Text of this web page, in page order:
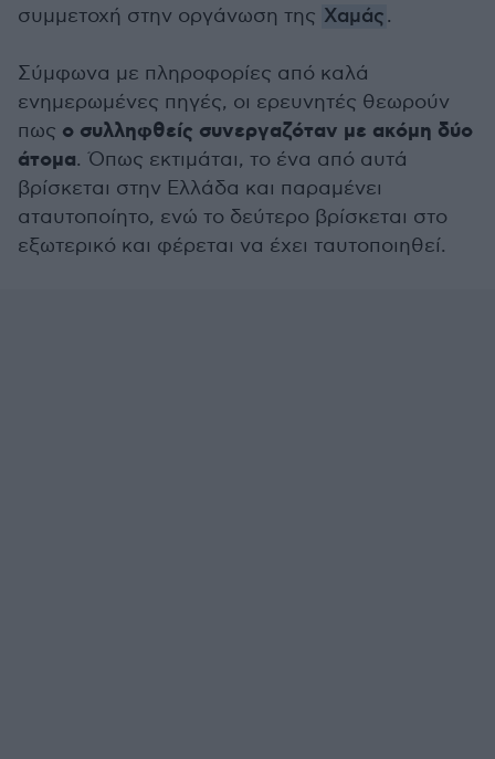
συμμετοχή στην οργάνωση της Χαμάς.
Σύμφωνα με πληροφορίες από καλά
ενημερωμένες πηγές, οι ερευνητές θεωρούν
πως ο συλληφθείς συνεργαζόταν με ακόμη δύο
άτομα. Όπως εκτιμάται, το ένα από αυτά
βρίσκεται στην Ελλάδα και παραμένει
αταυτοποίητο, ενώ το δεύτερο βρίσκεται στο
εξωτερικό και φέρεται να έχει ταυτοποιηθεί.